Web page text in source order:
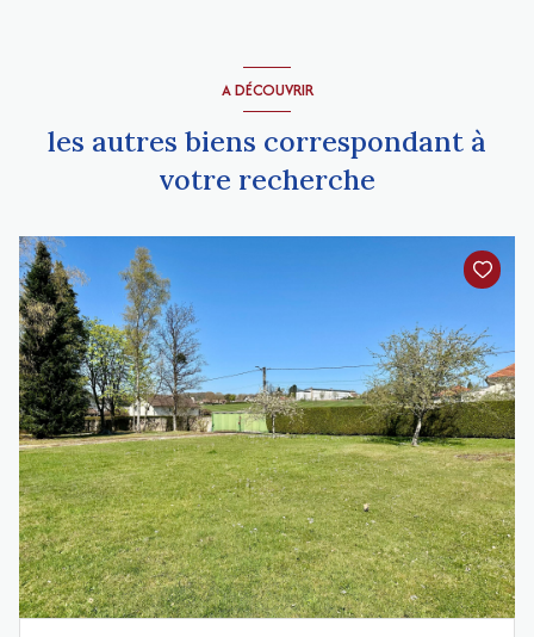
A DÉCOUVRIR
les autres biens correspondant à
votre recherche